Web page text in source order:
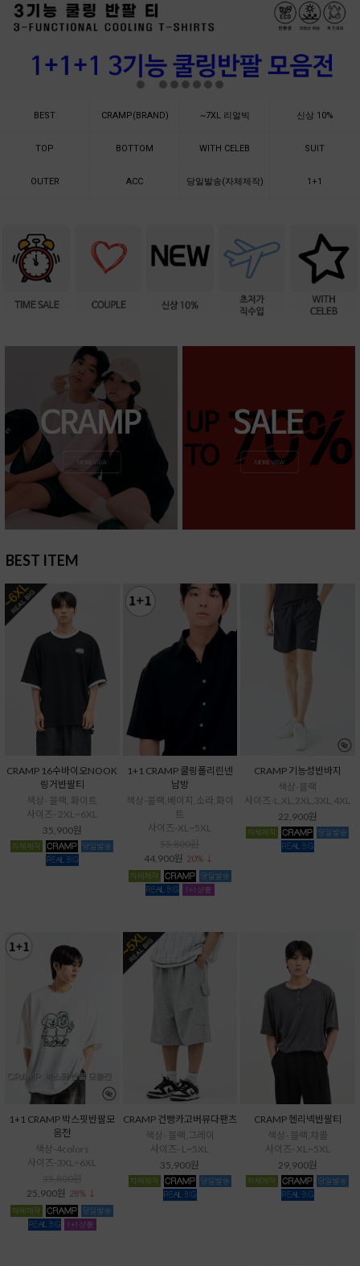
BEST CRAMP(BRAND) ~7XL 리얼빅 신상 10%
TOP BOTTOM WITH CELEB SUIT
OUTER ACC 당일발송(자체제작) 1+1
BEST ITEM
CRAMP 16수바이오NOOK
링거반팔티
색상- 블랙, 화이트
사이즈- 2XL~6XL
35,900원
1+1 CRAMP 쿨링폴리린넨
남방
색상-블랙,베이지,소라,화이
트
사이즈-XL~5XL
44,900원 20% ↓
CRAMP 기능성반바지
색상-블랙
사이즈-L,XL,2XL,3XL,4XL
22,900원
1+1 CRAMP 박스핏반팔모
음전
색상-4colors
사이즈-3XL~6XL
25,900원 28% ↓
CRAMP 건빵카고버뮤다팬츠
색상- 블랙,그레이
사이즈- L~5XL
35,900원
CRAMP 헨리넥반팔티
색상- 블랙,챠콜
사이즈- XL~5XL
29,900원